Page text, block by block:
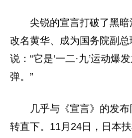
尖锐的宣言打破了黑
改名黄华、成为国务院副
说：“它是‘一二·九’运动爆
弹。”
几乎与《宣言》的发
转直下。11月24日，日本